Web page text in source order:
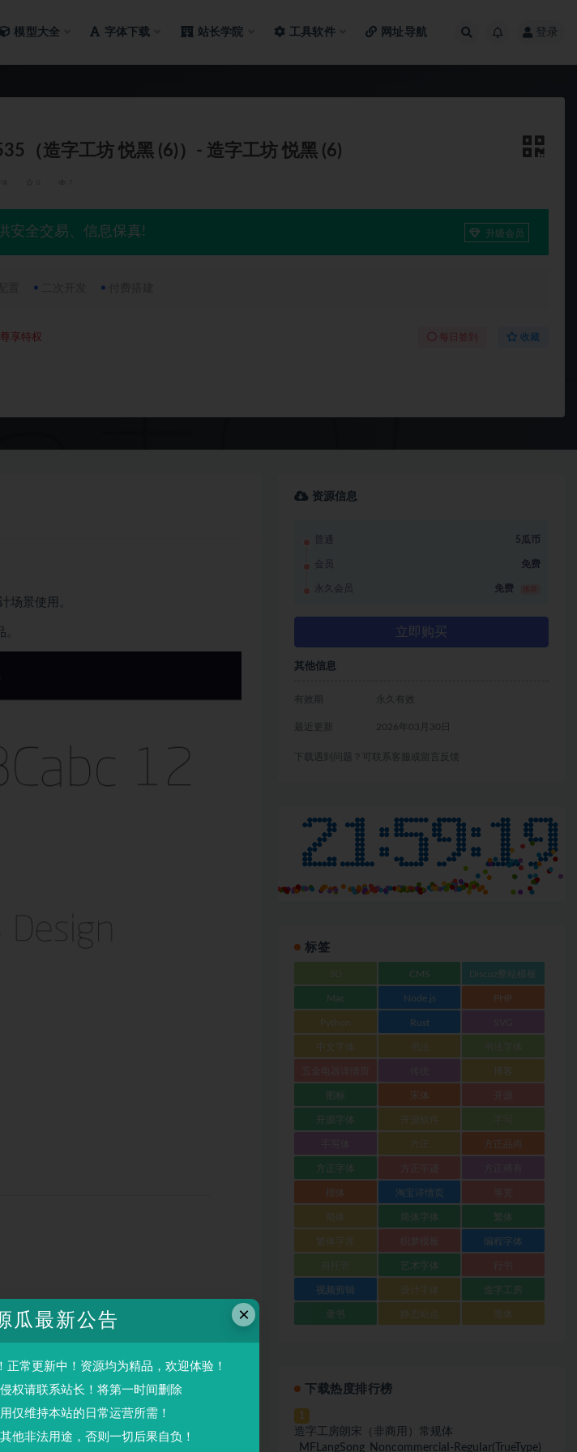
模型大全 字体下载 站长学院 工具软件 网址导航 登录
（造字工坊 悦黑 (6)）- 造字工坊 悦黑 (6)
安全交易、信息保真! 升级会员
享特权 每日签到 收藏
场景使用。
资源信息
普通 5瓜币
会员 免费
永久会员 免费
立即购买
其他信息
有效期 永久有效
最近更新 2026年03月30日
下载遇到问题？可联系客服或留言反馈
标签
CMS Discuz整站模板
Mac Node.js PHP
Python Rust
中文字体 书法
博客
图标 宋体
开源字体 开源软件
方正 方正品尚
方正字体
楷体 淘宝详情页
简体 简体字体 繁体
繁体字库 编程字体
自托管 艺术字体
视频剪辑 设计字体 造字工房
隶书 静态站点 黑体
下载热度排行榜
1
造字工房朗宋（非商用）常规体
_MFLangSong_NoncommerciaI-ReguIar(TrueType)
×
瓜最新公告
常更新中！资源均为精品，欢迎体验！
权请联系站长！将第一时间删除
仅维持本站的日常运营所需！
他非法用途，否则一切后果自负！